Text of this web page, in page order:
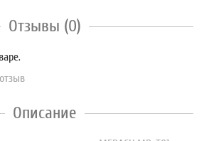
Отзывы (0)
Описание